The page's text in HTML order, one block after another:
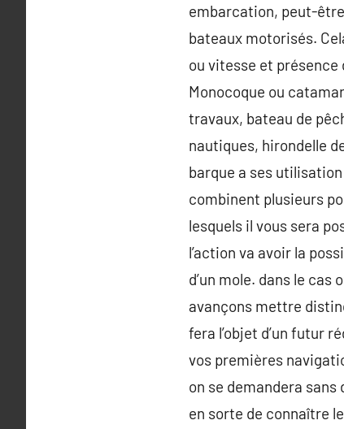
embarcation, peut-être
bateaux motorisés.
ou vitesse et présence
Monocoque ou
travaux, bateau de
nautiques, hirondelle
barque a ses
combinent plusieurs
lesquels il vous sera
l’action va avoir la
d’un mole. dans le
avançons mettre
fera l’objet d’un futur
vos premières
on se demandera
en sorte de connaître